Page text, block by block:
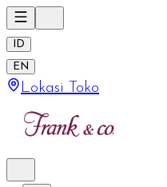
ID
EN
Lokasi Toko